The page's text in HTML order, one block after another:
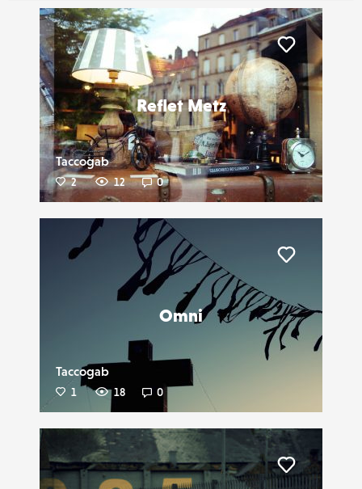
CONTACTS
ÉVÉNEMENTS
FAVORIS
Reflet Metz
Taccogab
2 12 0
Omni
Taccogab
1 18 0
Liker